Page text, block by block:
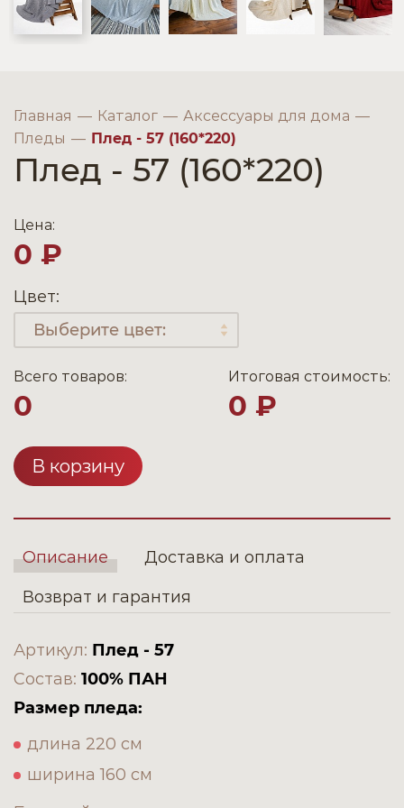
Главная Каталог
Аксессуары для дома
Пледы
Плед - 57 (160*220)
Плед - 57 (160*220)
Цена:
0 ₽
Цвет:
Всего товаров:
0
Итоговая стоимость:
0 ₽
В корзину
Описание
Доставка и оплата
Возврат и гарантия
Артикул: Плед - 57
Состав: 100% ПАН
Размер пледа:
длина 220 см
ширина 160 см